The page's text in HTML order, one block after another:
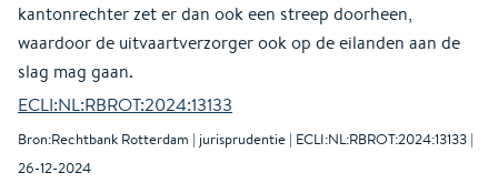
kantonrechter zet er dan ook een streep doorheen,
waardoor de uitvaartverzorger ook op de eilanden aan de
slag mag gaan.
ECLI:NL:RBROT:2024:13133
Bron:Rechtbank Rotterdam | jurisprudentie | ECLI:NL:RBROT:2024:13133 |
26-12-2024